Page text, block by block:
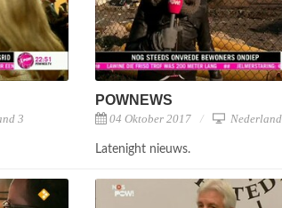
3
POWNEWS
04 Oktober 2017
Latenight nieuws.